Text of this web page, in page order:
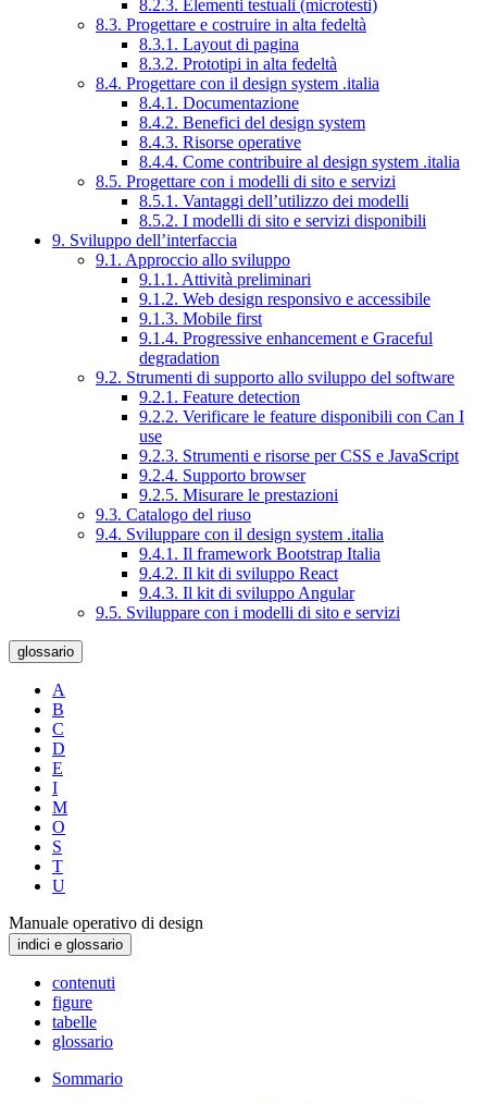
8.2.3. Elementi testuali (microtesti)
8.3. Progettare e costruire in alta fedeltà
8.3.1. Layout di pagina
8.3.2. Prototipi in alta fedeltà
8.4. Progettare con il design system .italia
8.4.1. Documentazione
8.4.2. Benefici del design system
8.4.3. Risorse operative
8.4.4. Come contribuire al design system .italia
8.5. Progettare con i modelli di sito e servizi
8.5.1. Vantaggi dell’utilizzo dei modelli
8.5.2. I modelli di sito e servizi disponibili
9. Sviluppo dell’interfaccia
9.1. Approccio allo sviluppo
9.1.1. Attività preliminari
9.1.2. Web design responsivo e accessibile
9.1.3. Mobile first
9.1.4. Progressive enhancement e Graceful
degradation
9.2. Strumenti di supporto allo sviluppo del software
9.2.1. Feature detection
9.2.2. Verificare le feature disponibili con Can I
use
9.2.3. Strumenti e risorse per CSS e JavaScript
9.2.4. Supporto browser
9.2.5. Misurare le prestazioni
9.3. Catalogo del riuso
9.4. Sviluppare con il design system .italia
9.4.1. Il framework Bootstrap Italia
9.4.2. Il kit di sviluppo React
9.4.3. Il kit di sviluppo Angular
9.5. Sviluppare con i modelli di sito e servizi
glossario
A
B
C
D
E
I
M
O
S
T
U
Manuale operativo di design
indici e glossario
contenuti
figure
tabelle
glossario
Sommario